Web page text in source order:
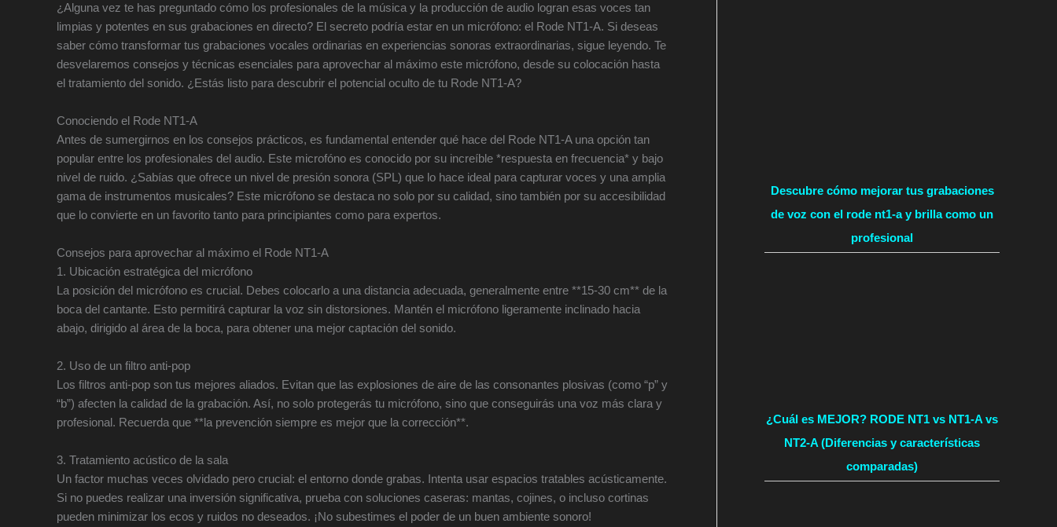
¿Alguna vez te has preguntado cómo los profesionales de la música y la producción de audio logran esas voces tan
limpias y potentes en sus grabaciones en directo? El secreto podría estar en un micrófono: el Rode NT1-A. Si deseas
saber cómo transformar tus grabaciones vocales ordinarias en experiencias sonoras extraordinarias, sigue leyendo. Te
desvelaremos consejos y técnicas esenciales para aprovechar al máximo este micrófono, desde su colocación hasta
el tratamiento del sonido. ¿Estás listo para descubrir el potencial oculto de tu Rode NT1-A?
Conociendo el Rode NT1-A
Antes de sumergirnos en los consejos prácticos, es fundamental entender qué hace del Rode NT1-A una opción tan
popular entre los profesionales del audio. Este microfóno es conocido por su increíble *respuesta en frecuencia* y bajo
nivel de ruido. ¿Sabías que ofrece un nivel de presión sonora (SPL) que lo hace ideal para capturar voces y una amplia
gama de instrumentos musicales? Este micrófono se destaca no solo por su calidad, sino también por su accesibilidad
que lo convierte en un favorito tanto para principiantes como para expertos.
Consejos para aprovechar al máximo el Rode NT1-A
1. Ubicación estratégica del micrófono
La posición del micrófono es crucial. Debes colocarlo a una distancia adecuada, generalmente entre **15-30 cm** de la
boca del cantante. Esto permitirá capturar la voz sin distorsiones. Mantén el micrófono ligeramente inclinado hacia
abajo, dirigido al área de la boca, para obtener una mejor captación del sonido.
2. Uso de un filtro anti-pop
Los filtros anti-pop son tus mejores aliados. Evitan que las explosiones de aire de las consonantes plosivas (como “p” y
“b”) afecten la calidad de la grabación. Así, no solo protegerás tu micrófono, sino que conseguirás una voz más clara y
profesional. Recuerda que **la prevención siempre es mejor que la corrección**.
3. Tratamiento acústico de la sala
Un factor muchas veces olvidado pero crucial: el entorno donde grabas. Intenta usar espacios tratables acústicamente.
Si no puedes realizar una inversión significativa, prueba con soluciones caseras: mantas, cojines, o incluso cortinas
pueden minimizar los ecos y ruidos no deseados. ¡No subestimes el poder de un buen ambiente sonoro!
Descubre cómo mejorar tus grabaciones
de voz con el rode nt1-a y brilla como un
profesional
¿Cuál es MEJOR? RODE NT1 vs NT1-A vs
NT2-A (Diferencias y características
comparadas)